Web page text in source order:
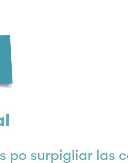
po surpigliar las